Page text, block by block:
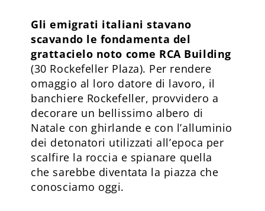
Gli emigrati italiani stavano
scavando le fondamenta del
grattacielo noto come RCA Building
(30 Rockefeller Plaza). Per rendere
omaggio al loro datore di lavoro, il
banchiere Rockefeller, provvidero a
decorare un bellissimo albero di
Natale con ghirlande e con l’alluminio
dei detonatori utilizzati all’epoca per
scalfire la roccia e spianare quella
che sarebbe diventata la piazza che
conosciamo oggi.